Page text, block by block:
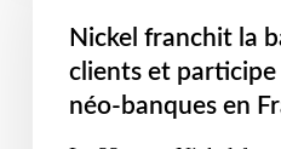
Nickel franchit la
clients et participe
néo-banques en